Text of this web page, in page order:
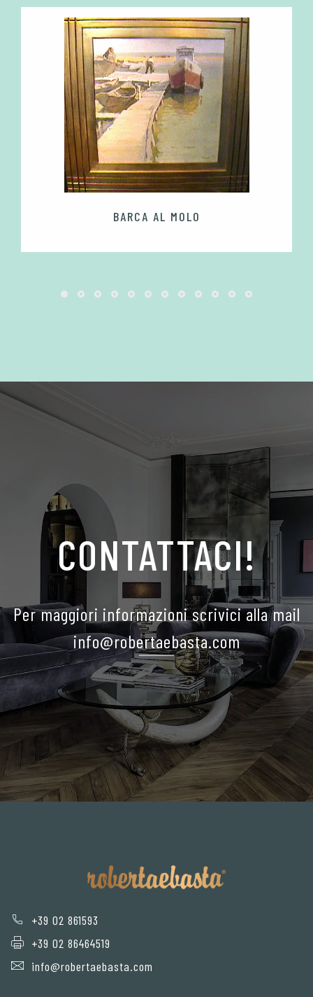
BARCA AL MOLO
CONTATTACI!
Per maggiori informazioni scrivici alla mail
info@robertaebasta.com
+39 02 861593
+39 02 86464519
info@robertaebasta.com